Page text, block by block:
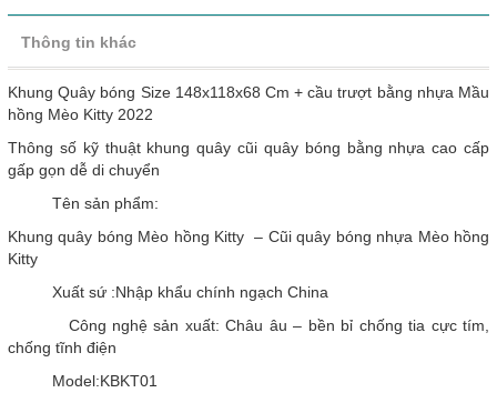
Thông tin khác
Khung Quây bóng Size 148x118x68 Cm + cầu trượt bằng nhựa Mầu
hồng Mèo Kitty 2022
Thông số kỹ thuật khung quây cũi quây bóng bằng nhựa cao cấp
gấp gọn dễ di chuyển
Tên sản phẩm:
Khung quây bóng Mèo hồng Kitty – Cũi quây bóng nhựa Mèo hồng
Kitty
Xuất sứ :Nhập khẩu chính ngạch China
Công nghệ sản xuất: Châu âu – bền bỉ chống tia cực tím,
chống tĩnh điện
Model:KBKT01